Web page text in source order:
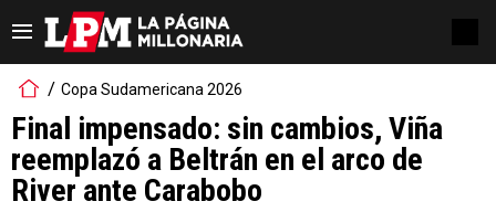
Copa Sudamericana 2026
Final impensado: sin cambios, Viña
reemplazó a Beltrán en el arco de
River ante Carabobo